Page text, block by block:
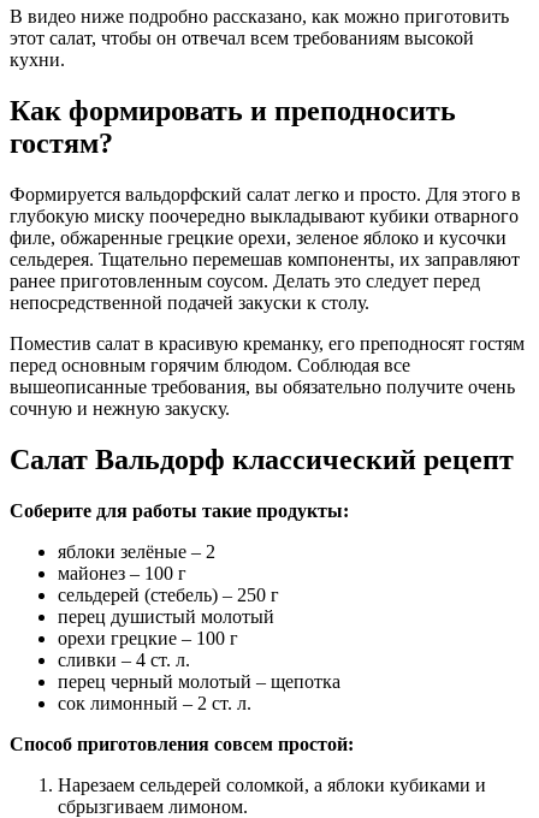
В видео ниже подробно рассказано, как можно приготовить
этот салат, чтобы он отвечал всем требованиям высокой
кухни.
Как формировать и преподносить
гостям?
Формируется вальдорфский салат легко и просто. Для этого в
глубокую миску поочередно выкладывают кубики отварного
филе, обжаренные грецкие орехи, зеленое яблоко и кусочки
сельдерея. Тщательно перемешав компоненты, их заправляют
ранее приготовленным соусом. Делать это следует перед
непосредственной подачей закуски к столу.
Поместив салат в красивую креманку, его преподносят гостям
перед основным горячим блюдом. Соблюдая все
вышеописанные требования, вы обязательно получите очень
сочную и нежную закуску.
Салат Вальдорф классический рецепт
Соберите для работы такие продукты:
яблоки зелёные – 2
майонез – 100 г
сельдерей (стебель) – 250 г
перец душистый молотый
орехи грецкие – 100 г
сливки – 4 ст. л.
перец черный молотый – щепотка
сок лимонный – 2 ст. л.
Способ приготовления совсем простой:
Нарезаем сельдерей соломкой, а яблоки кубиками и
сбрызгиваем лимоном.